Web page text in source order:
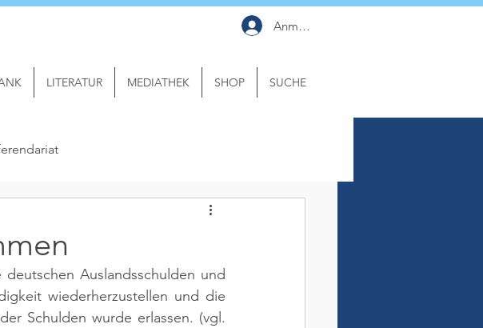
Anmelden
LITERATUR MEDIATHEK SHOP SUCHE
Auslandsschulden und
wiederherzustellen und die
Schulden wurde erlassen. (vgl.